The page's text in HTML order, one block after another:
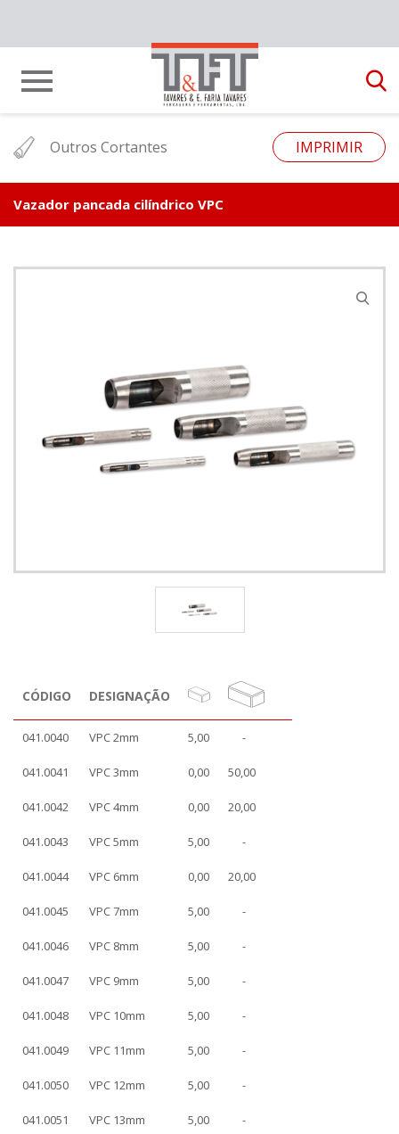
Outros Cortantes IMPRIMIR
Vazador pancada cilíndrico VPC
CÓDIGO DESIGNAÇÃO
041.0040 VPC 2mm 5,00 -
041.0041 VPC 3mm 0,00 50,00
041.0042 VPC 4mm 0,00 20,00
041.0043 VPC 5mm 5,00 -
041.0044 VPC 6mm 0,00 20,00
041.0045 VPC 7mm 5,00 -
041.0046 VPC 8mm 5,00 -
041.0047 VPC 9mm 5,00 -
041.0048 VPC 10mm 5,00 -
041.0049 VPC 11mm 5,00 -
041.0050 VPC 12mm 5,00 -
041.0051 VPC 13mm 5,00 -